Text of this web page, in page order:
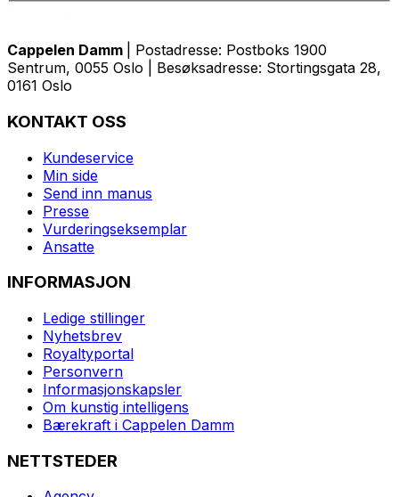
Cappelen Damm
| Postadresse: Postboks 1900
Sentrum, 0055 Oslo | Besøksadresse: Stortingsgata 28,
0161 Oslo
KONTAKT OSS
Kundeservice
Min side
Send inn manus
Presse
Vurderingseksemplar
Ansatte
INFORMASJON
Ledige stillinger
Nyhetsbrev
Royaltyportal
Personvern
Informasjonskapsler
Om kunstig intelligens
Bærekraft i Cappelen Damm
NETTSTEDER